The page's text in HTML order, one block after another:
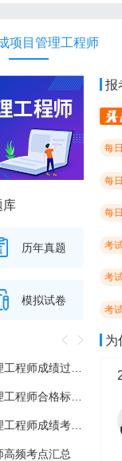
项目管理工程师
库
历年真题
模拟试卷
高频考点汇总
报
每
每
每
考
考
考
为